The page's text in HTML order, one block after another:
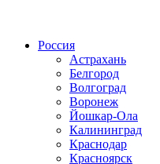
Россия
Астрахань
Белгород
Волгоград
Воронеж
Йошкар-Ола
Калининград
Краснодар
Красноярск